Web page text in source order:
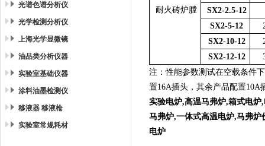
光谱色谱分析仪
光学检测分析仪
上海光学显微镜
油品类分析仪器
实验室基础仪器
涂料油墨检测仪
移液器 移液枪
实验室常规耗材
耐火砖炉膛
SX2-2.5-12
SX2-5-12
SX2-10-12
SX2-12-12
注：性能参数测试在空载条件
置16A插头，其余产品配置10A
实验电炉,高温马弗炉,箱式电炉
马弗炉,一体式高温电炉,马弗炉
电炉